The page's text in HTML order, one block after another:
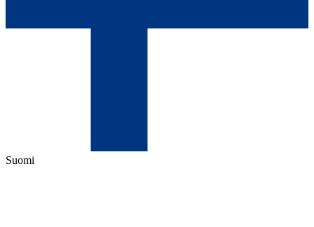
Suomi